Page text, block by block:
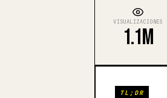
VISUALIZACIONES
1.1M
TL;DR